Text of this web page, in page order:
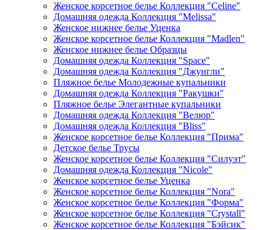
Женское корсетное белье Коллекция "Celine"
Домашняя одежда Коллекция "Melissa"
Женское нижнее белье Уценка
Женское корсетное белье Коллекция "Madlen"
Женское нижнее белье Образцы
Домашняя одежда Коллекция "Space"
Домашняя одежда Коллекция "Джунгли"
Пляжное белье Молодежные купальники
Домашняя одежда Коллекция "Ракушки"
Пляжное белье Элегантные купальники
Домашняя одежда Коллекция "Велюр"
Домашняя одежда Коллекция "Bliss"
Женское корсетное белье Коллекция "Прима"
Детское белье Трусы
Женское корсетное белье Коллекция "Силуэт"
Домашняя одежда Коллекция "Nicole"
Женское корсетное белье Уценка
Женское корсетное белье Коллекция "Nora"
Женское корсетное белье Коллекция "Форма"
Женское корсетное белье Коллекция "Crystall"
Женское корсетное белье Коллекция "Бэйсик"